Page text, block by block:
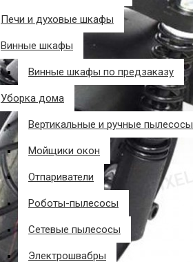
Печи и духовые шкафы
Винные шкафы
Винные шкафы по предзаказу
Уборка дома
Вертикальные и ручные пылесосы
Мойщики окон
Отпариватели
Роботы-пылесосы
Сетевые пылесосы
Электрошвабры